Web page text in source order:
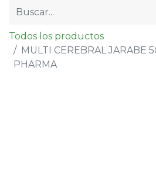
Todos los productos
MULTI CEREBRAL JARABE
PHARMA